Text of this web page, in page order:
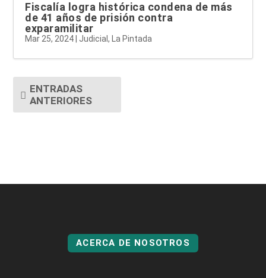
Fiscalía logra histórica condena de más
de 41 años de prisión contra
exparamilitar
Mar 25, 2024 Judicial, La Pintada
ENTRADAS
ANTERIORES
ACERCA DE NOSOTROS